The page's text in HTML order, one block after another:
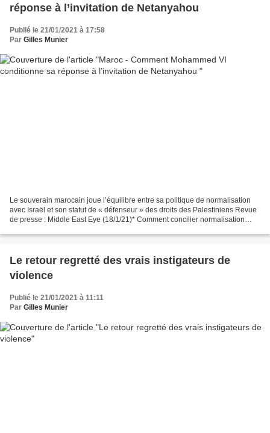
réponse à l’invitation de Netanyahou
Publié le 21/01/2021 à 17:58
Par Gilles Munier
Le souverain marocain joue l’équilibre entre sa politique de normalisation
avec Israël et son statut de « défenseur » des droits des Palestiniens Revue
de presse : Middle East Eye (18/1/21)* Comment concilier normalisation
Le retour regretté des vrais instigateurs de
violence
Publié le 21/01/2021 à 11:11
Par Gilles Munier